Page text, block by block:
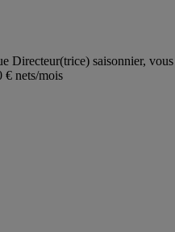
saisonnier,
€ nets/mois